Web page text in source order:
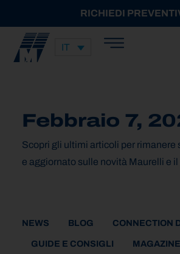
RICHIEDI
IT
Febbraio 7,
Scopri gli ultimi articoli per rimanere
e aggiornato sulle novità Maurelli e il
NEWS BLOG CONNECTION
GUIDE E CONSIGLI MAGAZINE